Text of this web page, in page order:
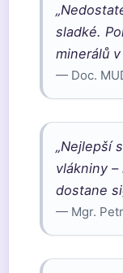
sladké.
minerálů v
— Doc.
„Nejlepší
vlákniny
dostane
— Mgr.